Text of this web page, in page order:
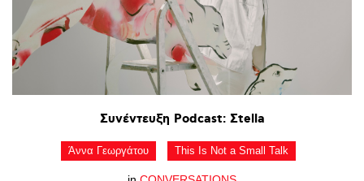
Συνέντευξη Podcast: Σtella
Άννα Γεωργάτου This Is Not a Small Talk